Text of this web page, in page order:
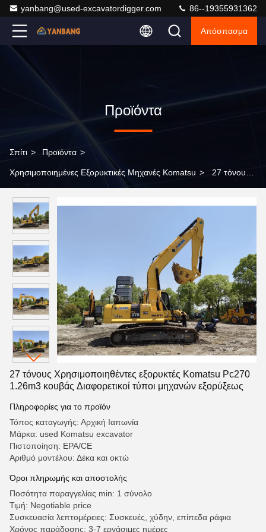
yanbang@used-excavatordigger.com 86--19355931362
Απόσπασμα
Προϊόντα
Σπίτι > Προϊόντα >
Χρησιμοποιημένες Εξορυκτικές Μηχανές Komatsu > 27 τόνους
Διαφορετικοί τύποι μηχανών εξορύξεως
27 τόνους Χρησιμοποιηθέντες εξορυκτές Komatsu Pc270
1.26m3 κουβάς Διαφορετικοί τύποι μηχανών εξορύξεως
Πληροφορίες για το προϊόν
Τόπος καταγωγής: Αρχική Ιαπωνία
Μάρκα: used Komatsu excavator
Πιστοποίηση: EPA/CE
Αριθμό μοντέλου: Δέκα και οκτώ
Όροι πληρωμής και αποστολής
Ποσότητα παραγγελίας min: 1 σύνολο
Τιμή: Negotiable price
Συσκευασία λεπτομέρειες: Συσκευές, χύδην, επίπεδα ράφια
Χρόνος παράδοσης: 3-7 εργάσιμες ημέρες